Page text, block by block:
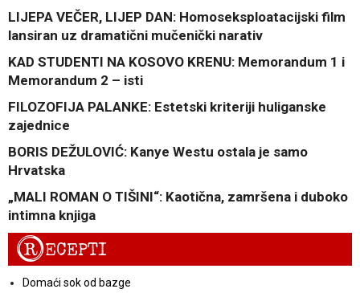
LIJEPA VEČER, LIJEP DAN: Homoseksploatacijski film
lansiran uz dramatični mučenički narativ
KAD STUDENTI NA KOSOVO KRENU: Memorandum 1 i
Memorandum 2 – isti
FILOZOFIJA PALANKE: Estetski kriteriji huliganske
zajednice
BORIS DEŽULOVIĆ: Kanye Westu ostala je samo
Hrvatska
„MALI ROMAN O TIŠINI“: Kaotična, zamršena i duboko
intimna knjiga
RECEPTI
Domaći sok od bazge